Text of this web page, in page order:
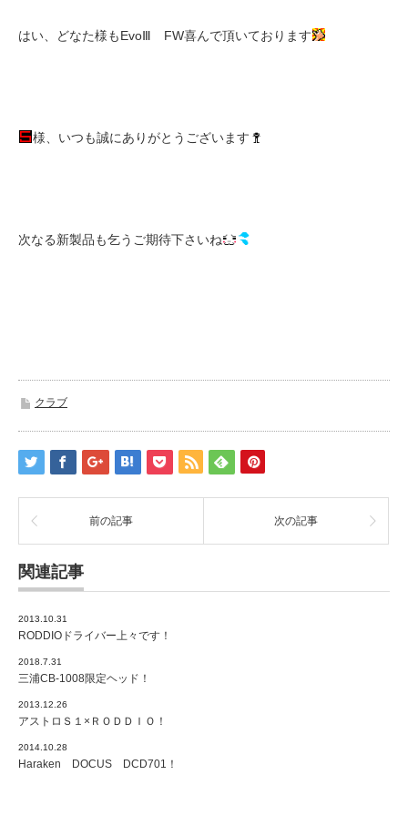
はい、どなた様もEvoⅢ FW喜んで頂いております
様、いつも誠にありがとうございます
次なる新製品も乞うご期待下さいね
クラブ
前の記事 次の記事
関連記事
2013.10.31
RODDIOドライバー上々です！
2018.7.31
三浦CB-1008限定ヘッド！
2013.12.26
アストロＳ１×ＲＯＤＤＩＯ！
2014.10.28
Haraken DOCUS DCD701！